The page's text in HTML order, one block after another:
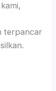
terpancar